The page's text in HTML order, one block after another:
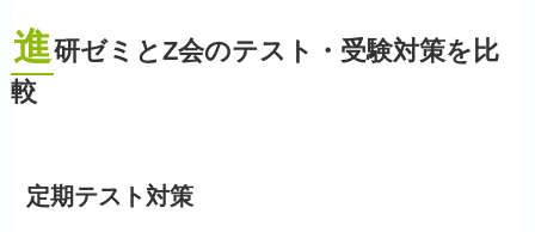
進研ゼミとZ会のテスト・受験対策を比
較
定期テスト対策